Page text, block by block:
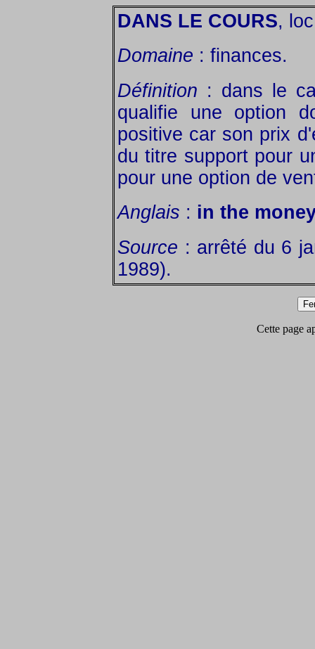
DANS LE COURS,
Domaine : finances.
Définition : dans le
qualifie une option
positive car son prix
du titre support pour
pour une option de
Anglais : in the
Source : arrêté du 6
1989).
Cette page